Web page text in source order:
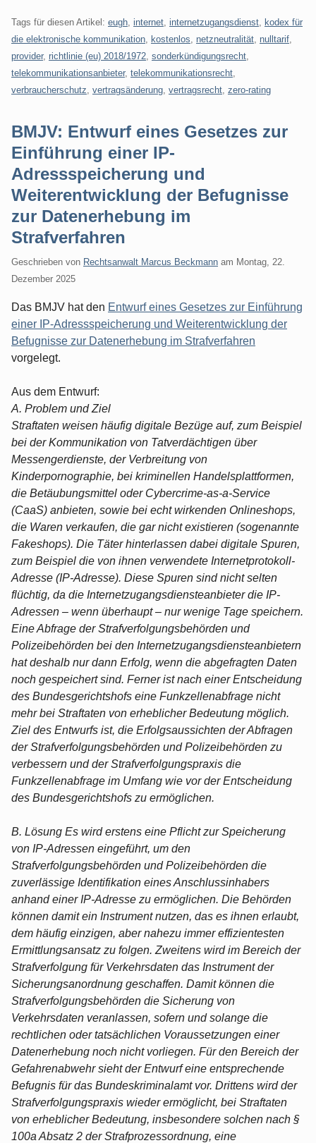
Tags für diesen Artikel: eugh internet internetzugangsdienst
kodex für
die elektronische kommunikation
kostenlos netzneutralität nulltarif
provider, richtlinie (eu) 2018/1972 sonderkündigungsrecht
telekommunikationsanbieter, telekommunikationsrecht
verbraucherschutz vertragsänderung vertragsrecht zero-rating
BMJV: Entwurf eines Gesetzes zur
Einführung einer IP-
Adressspeicherung und
Weiterentwicklung der Befugnisse
zur Datenerhebung im
Strafverfahren
Geschrieben von Rechtsanwalt Marcus Beckmann am Montag, 22.
Dezember 2025
Das BMJV hat den Entwurf eines Gesetzes zur Einführung
einer IP-Adressspeicherung und Weiterentwicklung der
Befugnisse zur Datenerhebung im Strafverfahren
vorgelegt.
Aus dem Entwurf:
A. Problem und Ziel
Straftaten weisen häufig digitale Bezüge auf, zum Beispiel
bei der Kommunikation von Tatverdächtigen über
Messengerdienste, der Verbreitung von
Kinderpornographie, bei kriminellen Handelsplattformen,
die Betäubungsmittel oder Cybercrime-as-a-Service
(CaaS) anbieten, sowie bei echt wirkenden Onlineshops,
die Waren verkaufen, die gar nicht existieren (sogenannte
Fakeshops). Die Täter hinterlassen dabei digitale Spuren,
zum Beispiel die von ihnen verwendete Internetprotokoll-
Adresse (IP-Adresse). Diese Spuren sind nicht selten
flüchtig, da die Internetzugangsdiensteanbieter die IP-
Adressen – wenn überhaupt – nur wenige Tage speichern.
Eine Abfrage der Strafverfolgungsbehörden und
Polizeibehörden bei den Internetzugangsdiensteanbietern
hat deshalb nur dann Erfolg, wenn die abgefragten Daten
noch gespeichert sind. Ferner ist nach einer Entscheidung
des Bundesgerichtshofs eine Funkzellenabfrage nicht
mehr bei Straftaten von erheblicher Bedeutung möglich.
Ziel des Entwurfs ist, die Erfolgsaussichten der Abfragen
der Strafverfolgungsbehörden und Polizeibehörden zu
verbessern und der Strafverfolgungspraxis die
Funkzellenabfrage im Umfang wie vor der Entscheidung
des Bundesgerichtshofs zu ermöglichen.
B. Lösung Es wird erstens eine Pflicht zur Speicherung
von IP-Adressen eingeführt, um den
Strafverfolgungsbehörden und Polizeibehörden die
zuverlässige Identifikation eines Anschlussinhabers
anhand einer IP-Adresse zu ermöglichen. Die Behörden
können damit ein Instrument nutzen, das es ihnen erlaubt,
dem häufig einzigen, aber nahezu immer effizientesten
Ermittlungsansatz zu folgen. Zweitens wird im Bereich der
Strafverfolgung für Verkehrsdaten das Instrument der
Sicherungsanordnung geschaffen. Damit können die
Strafverfolgungsbehörden die Sicherung von
Verkehrsdaten veranlassen, sofern und solange die
rechtlichen oder tatsächlichen Voraussetzungen einer
Datenerhebung noch nicht vorliegen. Für den Bereich der
Gefahrenabwehr sieht der Entwurf eine entsprechende
Befugnis für das Bundeskriminalamt vor. Drittens wird der
Strafverfolgungspraxis wieder ermöglicht, bei Straftaten
von erheblicher Bedeutung, insbesondere solchen nach §
100a Absatz 2 der Strafprozessordnung, eine